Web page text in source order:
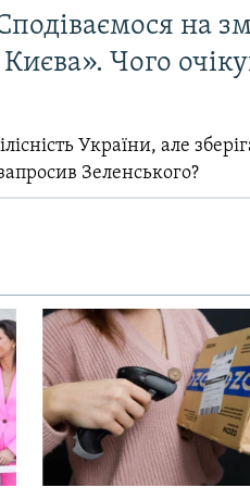
на
Чого
України, але
Зеленського?